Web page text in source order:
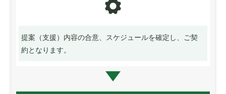
提案（支援）内容の合意、スケジュールを確定し、ご契
約となります。